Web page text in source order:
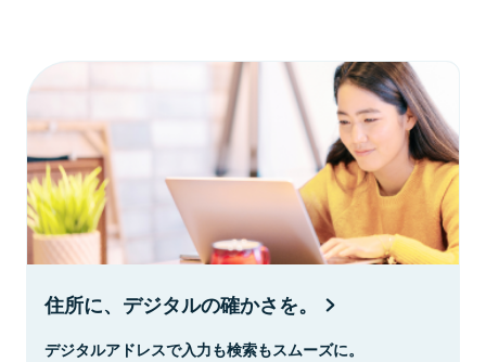
住所に、デジタルの確かさを。
デジタルアドレスで入力も検索もスムーズに。